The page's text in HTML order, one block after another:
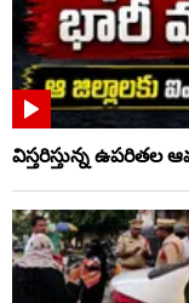
విస్తరిస్తున్న ఉపరితల